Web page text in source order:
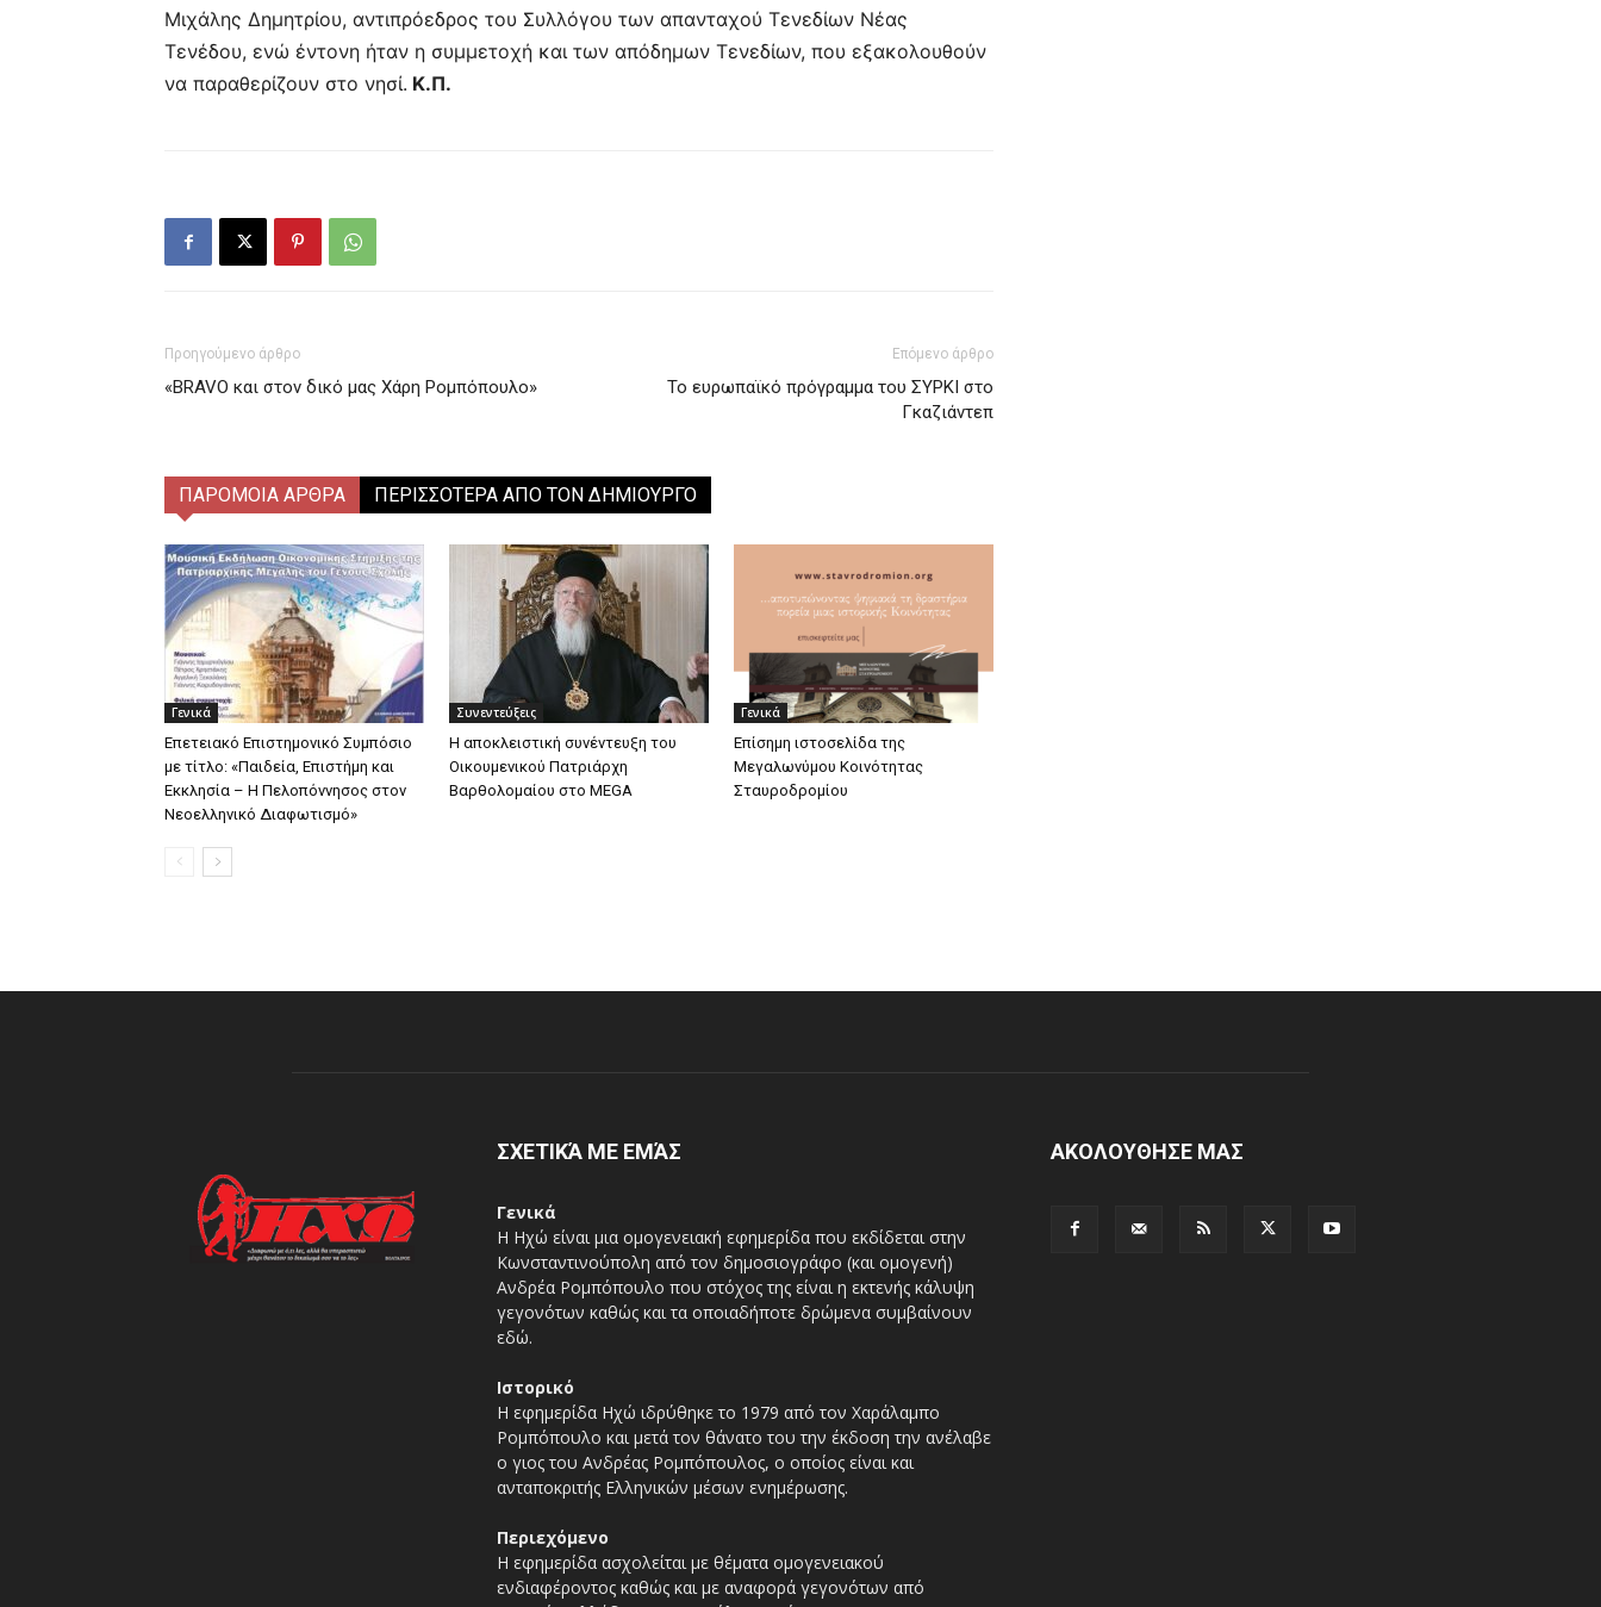
Μιχάλης Δημητρίου, αντιπρόεδρος του Συλλόγου των απανταχού Τενεδίων Νέας
Τενέδου, ενώ έντονη ήταν η συμμετοχή και των απόδημων Τενεδίων, που εξακολουθούν
να παραθερίζουν στο νησί. Κ.Π.
Προηγούμενο άρθρο
«BRAVO και στον δικό μας Χάρη Ρομπόπουλο»
Επόμενο άρθρο
Το ευρωπαϊκό πρόγραμμα του ΣΥΡΚΙ στο
Γκαζιάντεπ
ΠΑΡΟΜΟΙΑ ΑΡΘΡΑ ΠΕΡΙΣΣΟΤΕΡΑ ΑΠΟ ΤΟΝ ΔΗΜΙΟΥΡΓΟ
Γενικά
Επετειακό Επιστημονικό Συμπόσιο
με τίτλο: «Παιδεία, Επιστήμη και
Εκκλησία – Η Πελοπόννησος στον
Νεοελληνικό Διαφωτισμό»
Συνεντεύξεις
H αποκλειστική συνέντευξη του
Οικουμενικού Πατριάρχη
Βαρθολομαίου στο MEGA
Γενικά
Eπίσημη ιστοσελίδα της
Μεγαλωνύμου Κοινότητας
Σταυροδρομίου
ΣΧΕΤΙΚΆ ΜΕ ΕΜΆΣ
Γενικά
Η Ηχώ είναι μια ομογενειακή εφημερίδα που εκδίδεται στην
Κωνσταντινούπολη από τον δημοσιογράφο (και ομογενή)
Ανδρέα Ρομπόπουλο που στόχος της είναι η εκτενής κάλυψη
γεγονότων καθώς και τα οποιαδήποτε δρώμενα συμβαίνουν
εδώ.
Ιστορικό
Η εφημερίδα Ηχώ ιδρύθηκε το 1979 από τον Χαράλαμπο
Ρομπόπουλο και μετά τον θάνατο του την έκδοση την ανέλαβε
ο γιος του Ανδρέας Ρομπόπουλος, ο οποίος είναι και
ανταποκριτής Ελληνικών μέσων ενημέρωσης.
Περιεχόμενο
Η εφημερίδα ασχολείται με θέματα ομογενειακού
ενδιαφέροντος καθώς και με αναφορά γεγονότων από
ΑΚΟΛΟΥΘΗΣΕ ΜΑΣ